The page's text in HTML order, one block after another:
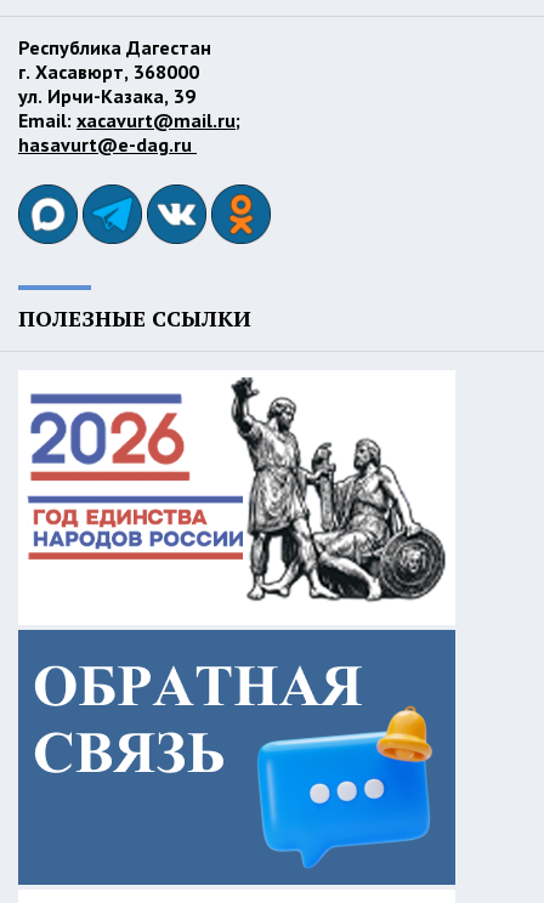
Республика Дагестан
г. Хасавюрт, 368000
ул. Ирчи-Казака, 39
Email: xacavurt@mail.ru;
hasavurt@e-dag.ru
ПОЛЕЗНЫЕ ССЫЛКИ